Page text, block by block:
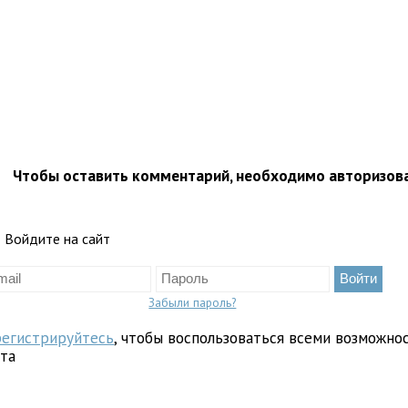
Чтобы оставить комментарий, необходимо
Войдите на сайт
Забыли пароль?
, чтобы воспользоваться всеми